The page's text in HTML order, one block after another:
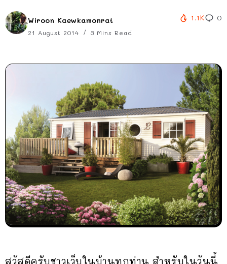
Wiroon Kaewkamonrat
21 August 2014 3 Mins Read
1.1K 0
สวัสดีครับชาวเว็บในบ้านทุกท่าน สำหรับในวันนี้